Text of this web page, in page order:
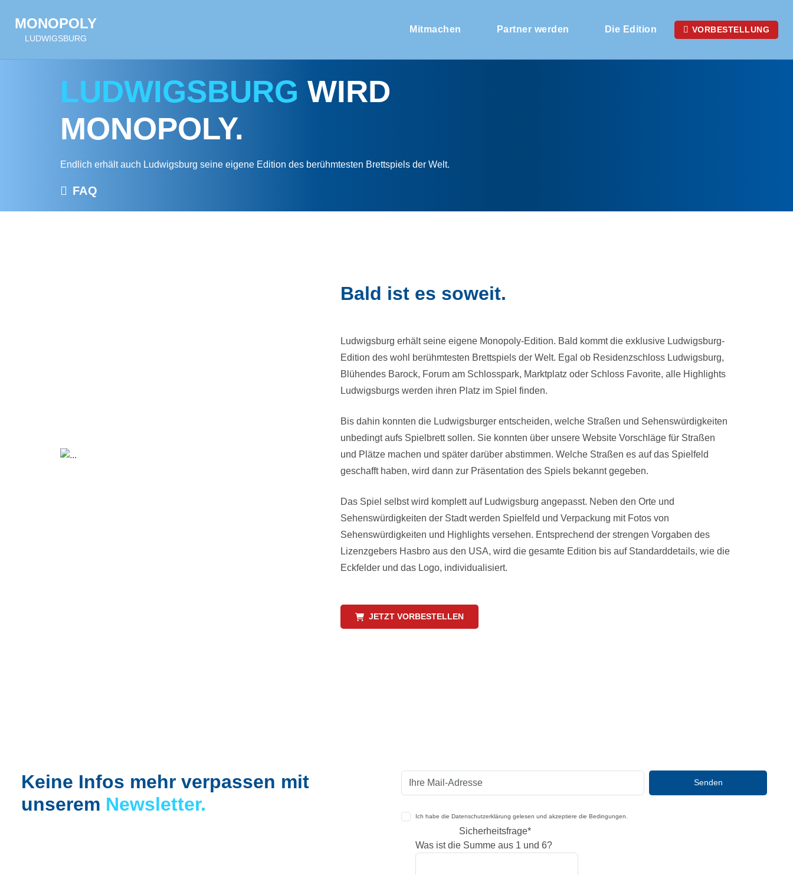
MONOPOLY
LUDWIGSBURG
Mitmachen Partner werden Die Edition VORBESTELLUNG
LUDWIGSBURG WIRD
MONOPOLY.
Endlich erhält auch Ludwigsburg seine eigene Edition des berühmtesten Brettspiels der Welt.
FAQ
Bald ist es soweit.
Ludwigsburg erhält seine eigene Monopoly-Edition. Bald kommt die exklusive Ludwigsburg-
Edition des wohl berühmtesten Brettspiels der Welt. Egal ob Residenzschloss Ludwigsburg,
Blühendes Barock, Forum am Schlosspark, Marktplatz oder Schloss Favorite, alle Highlights
Ludwigsburgs werden ihren Platz im Spiel finden.
Bis dahin konnten die Ludwigsburger entscheiden, welche Straßen und Sehenswürdigkeiten
unbedingt aufs Spielbrett sollen. Sie konnten über unsere Website Vorschläge für Straßen
und Plätze machen und später darüber abstimmen. Welche Straßen es auf das Spielfeld
geschafft haben, wird dann zur Präsentation des Spiels bekannt gegeben.
Das Spiel selbst wird komplett auf Ludwigsburg angepasst. Neben den Orte und
Sehenswürdigkeiten der Stadt werden Spielfeld und Verpackung mit Fotos von
Sehenswürdigkeiten und Highlights versehen. Entsprechend der strengen Vorgaben des
Lizenzgebers Hasbro aus den USA, wird die gesamte Edition bis auf Standarddetails, wie die
Eckfelder und das Logo, individualisiert.
JETZT VORBESTELLEN
Keine Infos mehr verpassen mit
unserem Newsletter.
Senden
Ich habe die Datenschutzerklärung gelesen und akzeptiere die Bedingungen.
Sicherheitsfrage*
Was ist die Summe aus 1 und 6?